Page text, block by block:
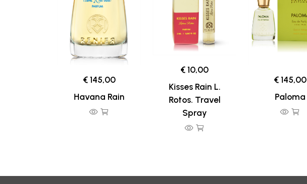
€ 145,00
Havana Rain
€ 10,00
Kisses Rain L.
Rotos. Travel
Spray
€ 145,00
Paloma